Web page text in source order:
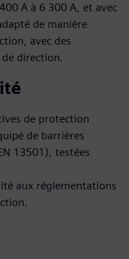
A à 6 300 A, et avec
de manière
avec des
direction.
de protection
de barrières
13501), testées
aux réglementations